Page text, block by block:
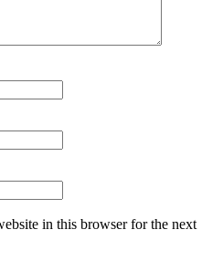
in this browser for the next